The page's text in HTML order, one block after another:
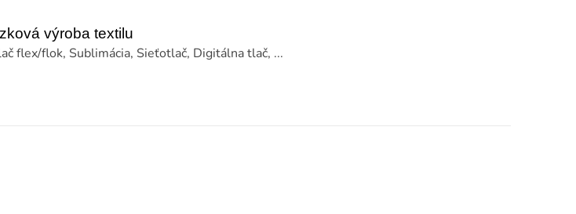
výroba textilu
flex/flok, Sublimácia, Sieťotlač, Digitálna tlač, ...